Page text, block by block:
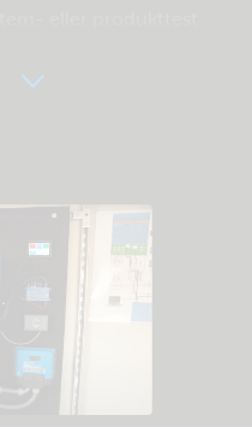
dokumentation